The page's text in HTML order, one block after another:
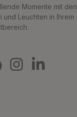
Momente mit den
und Leuchten in Ihrem